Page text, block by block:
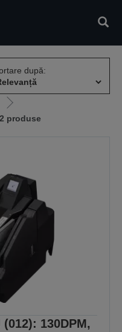
după:
Mergi
la
produse
130DPM,